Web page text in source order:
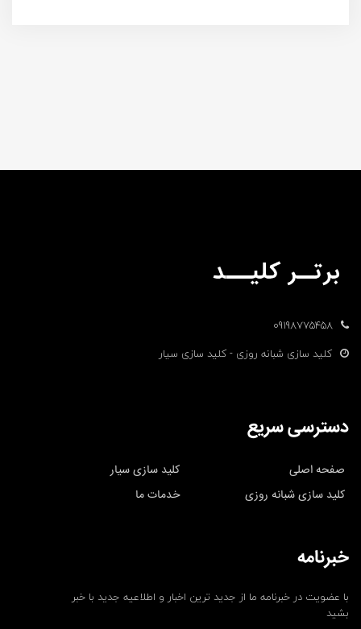
09198775458
کلید سازی شبانه روزی - کلید سازی سیار
دسترسی سریع
صفحه اصلی
کلید سازی سیار
کلید سازی شبانه روزی
خدمات ما
خبرنامه
با عضویت در خبرنامه ما از جدید ترین اخبار و اطلاعیه جدید با خبر
بشید